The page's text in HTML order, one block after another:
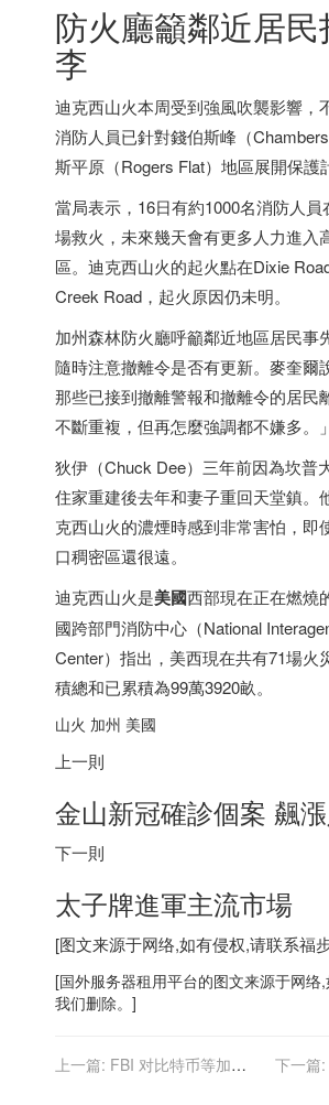
防火廳籲鄰近居
李
迪克西山火本周受到強風吹襲影響，
消防人員已針對錢伯斯峰（
斯平原（Rogers Flat）地區展開保護
當局表示，16日有約1000名消防人員
場救火，未來幾天會有更多人力進入
區。迪克西山火的起火點在Dixie
Creek Road，起火原因仍未明。
加州森林防火廳呼籲鄰近地區居民事
隨時注意撤離令是否有更新。麥奎爾
那些已接到撤離警報和撤離令的居民
不斷重複，但再怎麼強調都不嫌多。」
狄伊（Chuck Dee）三年前因為坎普
住家重建後去年和妻子重回天堂鎮。
克西山火的濃煙時感到非常害怕，即
口稠密區還很遠。
迪克西山火是美國西部現在正在燃燒
國跨部門消防中心（National
Center）指出，美西現在共有71場火
積總和已累積為99萬3920畝。
山火 加州 美國
上一則
金山新冠確診個案 飆
下一則
太子牌進軍主流市場
[图文来源于网络,如有侵权,请联系福
[国外服务器租用平台的图文来源于网络
我们删除。]
上一篇: FBI 对比特币等加密
下一篇: